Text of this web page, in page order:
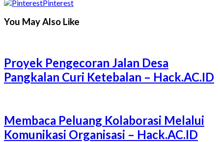
Pinterest
You May Also Like
Proyek Pengecoran Jalan Desa
Pangkalan Curi Ketebalan – Hack.AC.ID
Membaca Peluang Kolaborasi Melalui
Komunikasi Organisasi – Hack.AC.ID